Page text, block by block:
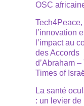
OSC
Tech4Peace,
l’innovation
l’impact au
des Accords
d’Abraham –
Times of
La santé
: un levier de